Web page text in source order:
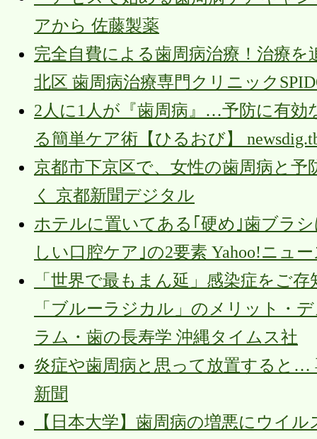
アから 佐藤製薬
完全自費による歯周病治療！治療
北区 歯周病治療専門クリニック
2人に1人が『歯周病』…予防に有
る簡単ケア術【ひるおび】
京都市下京区で、女性の歯周病と
く 京都新聞デジタル
ホテルに置いてある｢硬め｣歯ブラ
しい口腔ケア｣の2要素 Yahoo!ニュ
「世界で最もまん延」感染症をご
「ブルーラジカル」のメリット・
ラム・歯の長寿学 沖縄タイムス社
炎症や歯周病と思って放置すると…
新聞
【日本大学】歯周病の増悪にウイ